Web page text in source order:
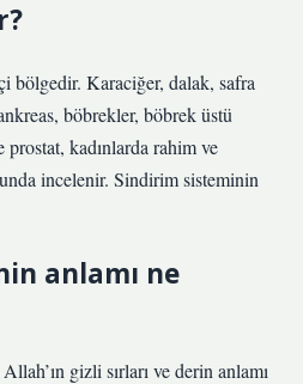
bölgedir. Karaciğer, dalak, safra
böbrekler, böbrek üstü
kadınlarda rahim ve
incelenir. Sindirim sisteminin
anlamı ne
gizli sırları ve derin anlamı